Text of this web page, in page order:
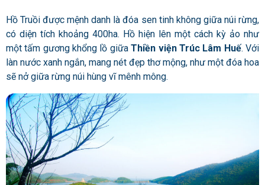
Hồ Truồi được mệnh danh là đóa sen tinh không giữa núi rừng,
có diện tích khoảng 400ha. Hồ hiện lên một cách kỳ ảo như
một tấm gương khổng lồ giữaThiền viện Trúc Lâm Huế. Với
làn nước xanh ngắn, mang nét đẹp thơ mộng, như một đóa hoa
sẽ nở giữa rừng núi hùng vĩ mênh mông.